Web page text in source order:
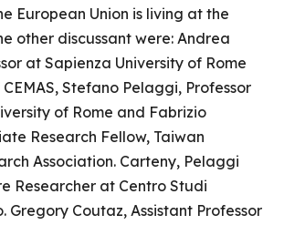
European Union is living at the
other discussant were: Andrea
at Sapienza University of Rome
Stefano Pelaggi, Professor
of Rome and Fabrizio
Research Fellow, Taiwan
Association. Carteny, Pelaggi
Researcher at Centro Studi
Gregory Coutaz, Assistant Professor